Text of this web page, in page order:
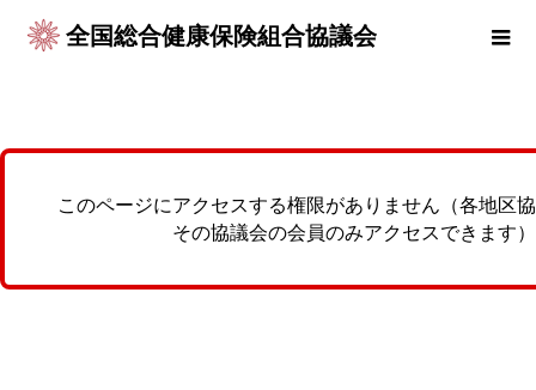
全国総合健康保険組合協議会
このページにアクセスする権限がありません（各地区
その協議会の会員のみアクセスできます